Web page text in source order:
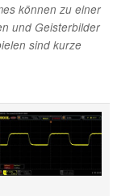
können zu einer
und Geisterbilder
sind kurze